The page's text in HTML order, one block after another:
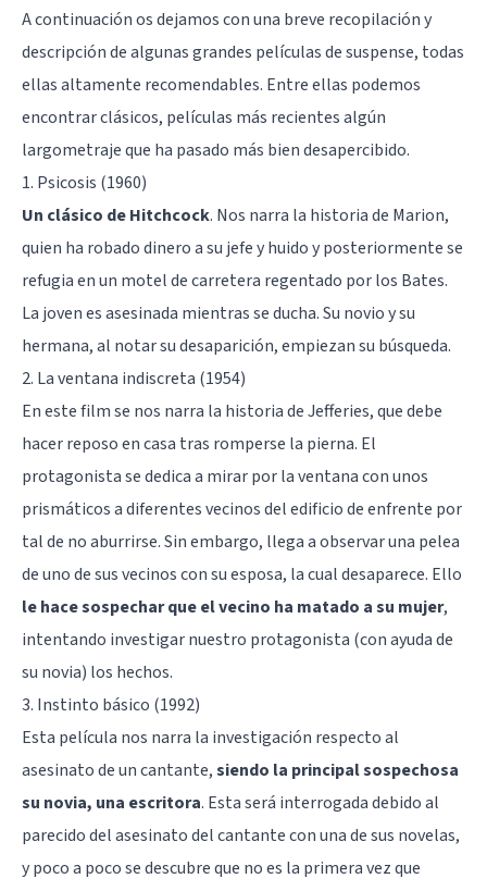
A continuación os dejamos con una breve recopilación y
descripción de algunas grandes películas de suspense, todas
ellas altamente recomendables. Entre ellas podemos
encontrar clásicos, películas más recientes algún
largometraje que ha pasado más bien desapercibido.
1. Psicosis (1960)
Un clásico de Hitchcock. Nos narra la historia de Marion,
quien ha robado dinero a su jefe y huido y posteriormente se
refugia en un motel de carretera regentado por los Bates.
La joven es asesinada mientras se ducha. Su novio y su
hermana, al notar su desaparición, empiezan su búsqueda.
2. La ventana indiscreta (1954)
En este film se nos narra la historia de Jefferies, que debe
hacer reposo en casa tras romperse la pierna. El
protagonista se dedica a mirar por la ventana con unos
prismáticos a diferentes vecinos del edificio de enfrente por
tal de no aburrirse. Sin embargo, llega a observar una pelea
de uno de sus vecinos con su esposa, la cual desaparece. Ello
le hace sospechar que el vecino ha matado a su mujer,
intentando investigar nuestro protagonista (con ayuda de
su novia) los hechos.
3. Instinto básico (1992)
Esta película nos narra la investigación respecto al
asesinato de un cantante,siendo la principal sospechosa
su novia, una escritora. Esta será interrogada debido al
parecido del asesinato del cantante con una de sus novelas,
y poco a poco se descubre que no es la primera vez que